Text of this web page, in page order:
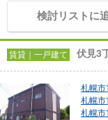
検討リストに
賃貸｜一戸建て 伏見3
札幌市
札幌市
札幌市